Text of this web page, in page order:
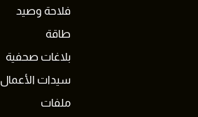
فلاحة وصيد
طاقة
بلاغات صحفية
سيدات الأعمال
ملفات